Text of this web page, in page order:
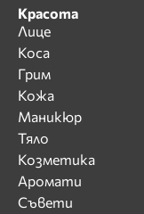
Красота
Лице
Коса
Грим
Кожа
Маникюр
Тяло
Козметика
Аромати
Съвети